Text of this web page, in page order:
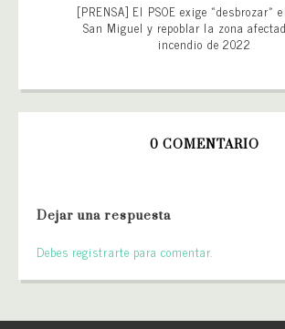
[PRENSA] El PSOE exige «desbrozar»
San Miguel y repoblar la zona
incendio de 2022
0 COMENTARIO
Dejar una respuesta
Debes registrarte para comentar.